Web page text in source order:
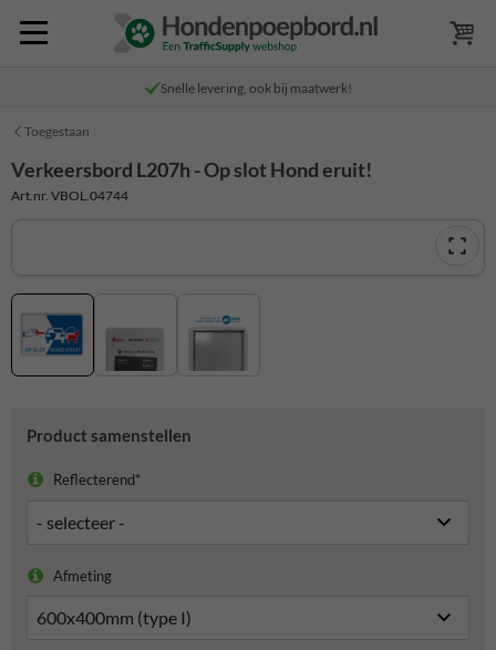
Snelle levering, ook bij maatwerk!
Toegestaan
Verkeersbord L207h - Op slot Hond eruit!
Art.nr. VBOL.04744
Product samenstellen
Reflecterend*
Afmeting